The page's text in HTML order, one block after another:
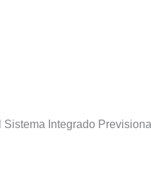
Integrado